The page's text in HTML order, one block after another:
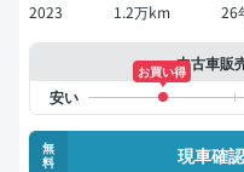
2023 1.2万km 26
中古車販
お買い得
無
料
現車確